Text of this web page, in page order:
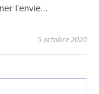
l'envie…
5 octobre 2020